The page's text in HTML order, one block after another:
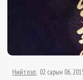
Нийтлэл 02 сарын 06,